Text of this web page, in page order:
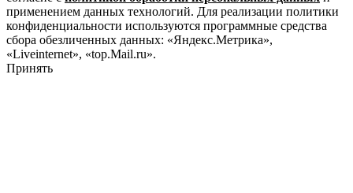
применением данных технологий. Для реализации политики
конфиденциальности используются программные средства
сбора обезличенных данных: «Яндекс.Метрика»,
«Liveinternet», «top.Mail.ru».
Принять